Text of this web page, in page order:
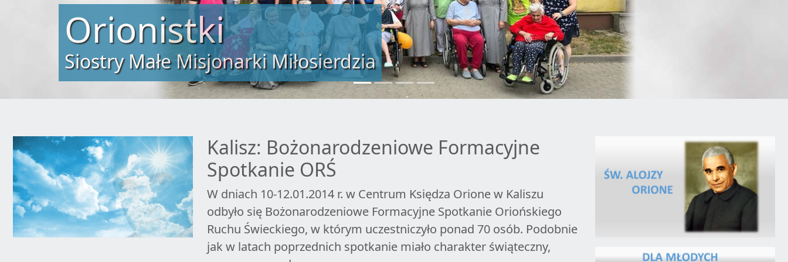
Orionistki
Siostry Małe Misjonarki Miłosierdzia
Kalisz: Bożonarodzeniowe Formacyjne
Spotkanie ORŚ
W dniach 10-12.01.2014 r. w Centrum Księdza Orione w Kaliszu
odbyło się Bożonarodzeniowe Formacyjne Spotkanie Oriońskiego
Ruchu Świeckiego, w którym uczestniczyło ponad 70 osób. Podobnie
jak w latach poprzednich spotkanie miało charakter świąteczny,